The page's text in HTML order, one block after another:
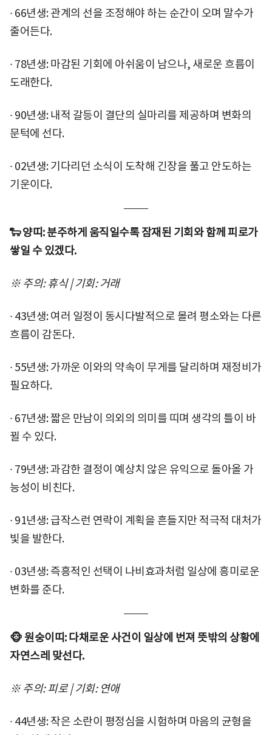
∙ 66년생: 관계의 선을 조정해야 하는 순간이 오며 말수가
줄어든다.
∙ 78년생: 마감된 기회에 아쉬움이 남으나, 새로운 흐름이
도래한다.
∙ 90년생: 내적 갈등이 결단의 실마리를 제공하며 변화의
문턱에 선다.
∙ 02년생: 기다리던 소식이 도착해 긴장을 풀고 안도하는
기운이다.
🐑 양띠: 분주하게 움직일수록 잠재된 기회와 함께 피로가
쌓일 수 있겠다.
※ 주의: 휴식 | 기회: 거래
∙ 43년생: 여러 일정이 동시다발적으로 몰려 평소와는 다른
흐름이 감돈다.
∙ 55년생: 가까운 이와의 약속이 무게를 달리하며 재정비가
필요하다.
∙ 67년생: 짧은 만남이 의외의 의미를 띠며 생각의 틀이 바
뀔 수 있다.
∙ 79년생: 과감한 결정이 예상치 않은 유익으로 돌아올 가
능성이 비친다.
∙ 91년생: 급작스런 연락이 계획을 흔들지만 적극적 대처가
빛을 발한다.
∙ 03년생: 즉흥적인 선택이 나비효과처럼 일상에 흥미로운
변화를 준다.
🐵 원숭이띠: 다채로운 사건이 일상에 번져 뜻밖의 상황에
자연스레 맞선다.
※ 주의: 피로 | 기회: 연애
∙ 44년생: 작은 소란이 평정심을 시험하며 마음의 균형을